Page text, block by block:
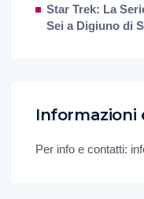
Star Trek: La
Sei a Digiuno di
Informazioni
Per info e contatti: